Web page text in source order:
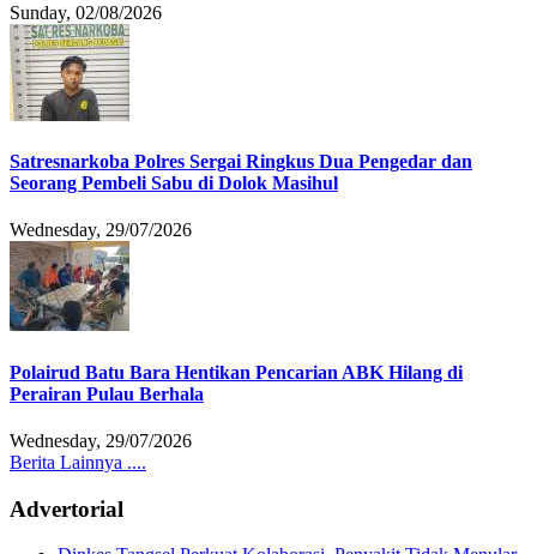
Sunday, 02/08/2026
Satresnarkoba Polres Sergai Ringkus Dua Pengedar dan
Seorang Pembeli Sabu di Dolok Masihul
Wednesday, 29/07/2026
Polairud Batu Bara Hentikan Pencarian ABK Hilang di
Perairan Pulau Berhala
Wednesday, 29/07/2026
Berita Lainnya ....
Advertorial